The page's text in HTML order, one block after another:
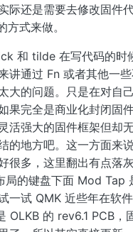
际还是需要去修改固件
方式来做。
和 tilde 在写代码的时
讲通过 Fn 或者其他一
大的问题。只是在对自
果完全是商业化封闭固
活强大的固件框架但却
的地方吧。这一方面来
很多，这里翻出有点落
局的键盘下面 Mod Tap
一试 QMK 近些年在软
OLKB 的 rev6.1 PCB，